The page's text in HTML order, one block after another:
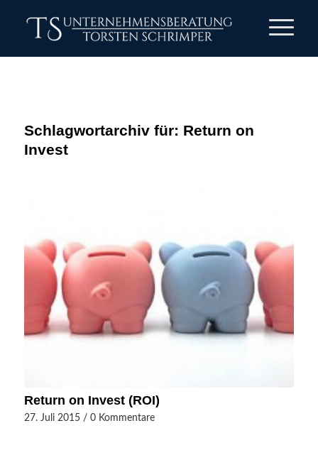
Schlagwortarchiv für: Return on
Invest
Return on Invest (ROI)
27. Juli 2015 / 0 Kommentare